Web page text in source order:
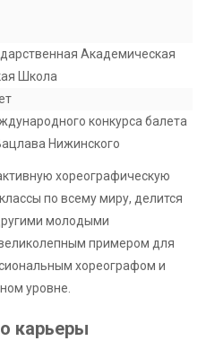
Академическая
Школа
конкурса балета
Нижинского
хореографическую
по всему миру, делится
молодыми
примером для
хореографом и
уровне.
карьеры